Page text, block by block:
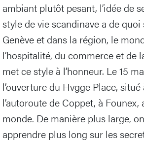
ambiant plutôt pesant, l’idée de
style de vie scandinave a de quoi
Genève et dans la région, le
l’hospitalité, du commerce et de
met ce style à l’honneur. Le 15
l’ouverture du Hvgge Place,
l’autoroute de Coppet, à
monde. De manière plus large,
apprendre plus long sur les